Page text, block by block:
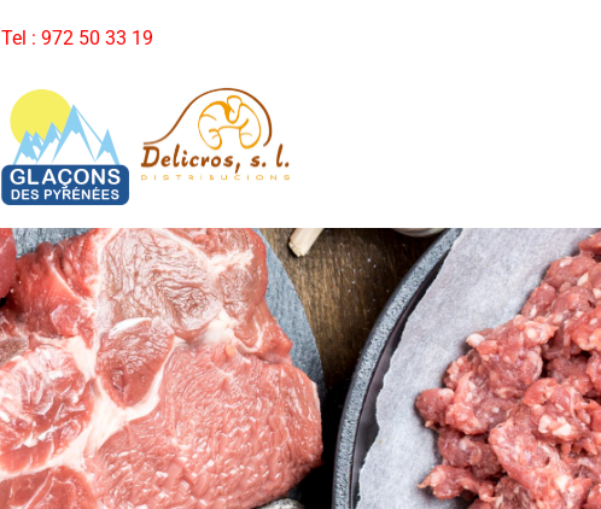
Tel : 972 50 33 19